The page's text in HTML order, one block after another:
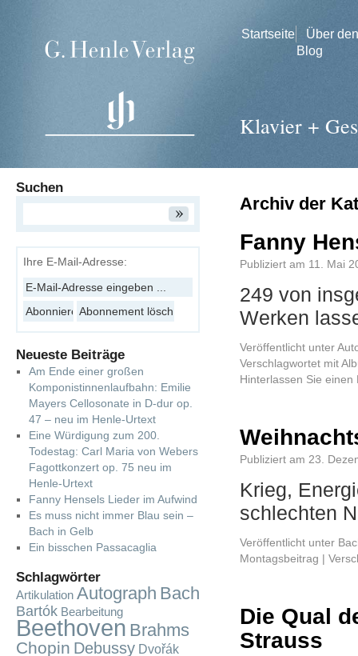
Startseite
Über den
Blog
Klavier +
Archiv der
Fanny
Publiziert am 11. Mai
249 von
Werken
Veröffentlicht unter
Verschlagwortet mit
Hinterlassen Sie einen
Publiziert am 23.
Krieg,
schlechten
Veröffentlicht unter
Montagsbeitrag |
Die Qual
Strauss
Suchen
Ihre E-Mail-Adresse:
Neueste Beiträge
Am Ende einer großen
Komponistinnenlaufbahn: Emilie
Mayers Cellosonate in D-dur op.
47 – neu im Henle-Urtext
Eine Würdigung zum 200.
Todestag: Carl Maria von Webers
Fagottkonzert op. 75 neu im
Henle-Urtext
Fanny Hensels Lieder im Aufwind
Es muss nicht immer Blau sein –
Bach in Gelb
Ein bisschen Passacaglia
Schlagwörter
Artikulation Autograph Bach
Bartók Bearbeitung
Beethoven Brahms
Chopin Debussy Dvořák